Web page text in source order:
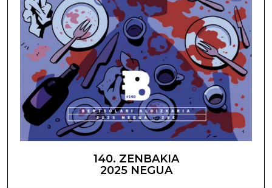
140. ZENBAKIA
2025 NEGUA